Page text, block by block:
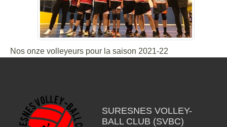
Nos onze volleyeurs pour la saison 2021-22
SURESNES VOLLEY-
BALL CLUB (SVBC)